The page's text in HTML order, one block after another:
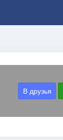
В друзья